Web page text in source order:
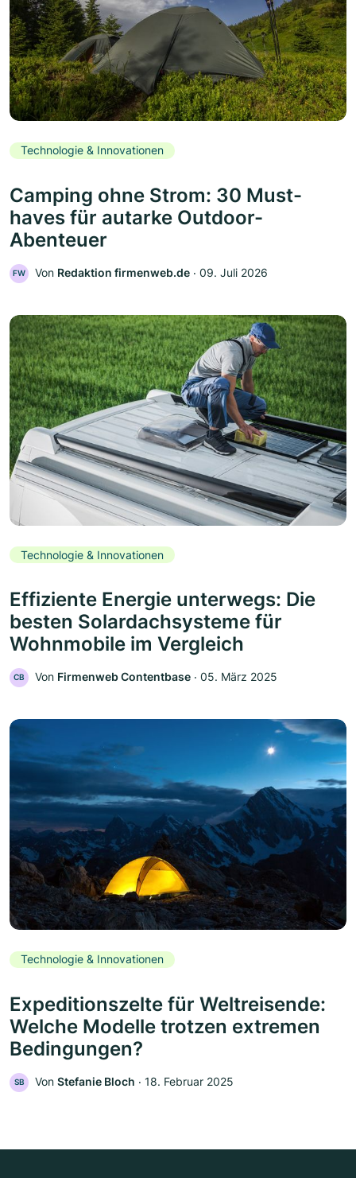
Technologie & Innovationen
Camping ohne Strom: 30 Must-
haves für autarke Outdoor-
Abenteuer
FW Von Redaktion firmenweb.de ‧ 09. Juli 2026
Technologie & Innovationen
Effiziente Energie unterwegs: Die
besten Solardachsysteme für
Wohnmobile im Vergleich
CB Von Firmenweb Contentbase ‧ 05. März 2025
Technologie & Innovationen
Expeditionszelte für Weltreisende:
Welche Modelle trotzen extremen
Bedingungen?
SB Von Stefanie Bloch ‧ 18. Februar 2025